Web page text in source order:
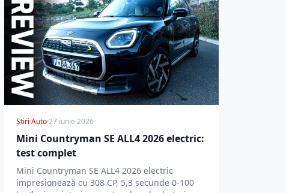
Știri Auto·27 iunie 2026
Mini Countryman SE ALL4 2026 electric:
test complet
Mini Countryman SE ALL4 2026 electric
impresionează cu 308 CP, 5,3 secunde 0-100